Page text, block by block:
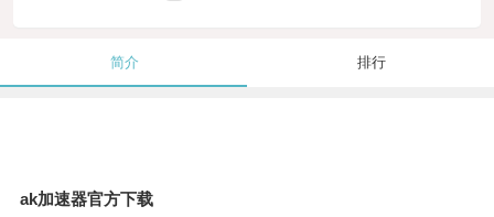
简介 排行
ak加速器官方下载